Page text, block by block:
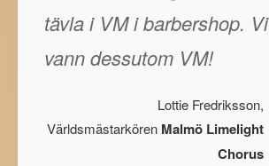
tävla i VM i barbershop. Vi
vann dessutom VM!
Lottie Fredriksson,
Världsmästarkören Malmö Limelight
Chorus